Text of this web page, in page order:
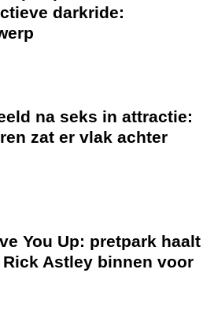
darkride:
na seks in attractie:
zat er vlak achter
You Up: pretpark haalt
Astley binnen voor